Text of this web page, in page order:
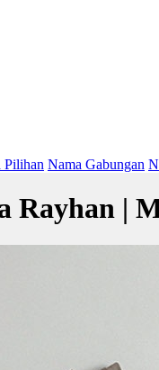
Pilihan Nama Gabungan
Rayhan |